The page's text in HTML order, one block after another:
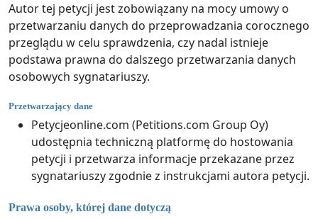
Autor tej petycji jest zobowiązany na mocy umowy o
przetwarzaniu danych do przeprowadzania corocznego
przeglądu w celu sprawdzenia, czy nadal istnieje
podstawa prawna do dalszego przetwarzania danych
osobowych sygnatariuszy.
Przetwarzający dane
Petycjeonline.com (Petitions.com Group Oy)
udostępnia techniczną platformę do hostowania
petycji i przetwarza informacje przekazane przez
sygnatariuszy zgodnie z instrukcjami autora petycji.
Prawa osoby, której dane dotyczą